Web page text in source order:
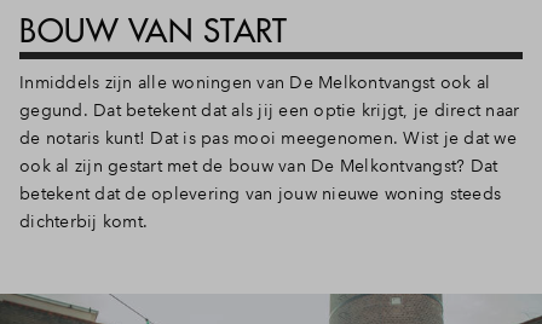
BOUW VAN START
Inmiddels zijn alle woningen van De Melkontvangst ook al
gegund. Dat betekent dat als jij een optie krijgt, je direct naar
de notaris kunt! Dat is pas mooi meegenomen. Wist je dat we
ook al zijn gestart met de bouw van De Melkontvangst? Dat
betekent dat de oplevering van jouw nieuwe woning steeds
dichterbij komt.